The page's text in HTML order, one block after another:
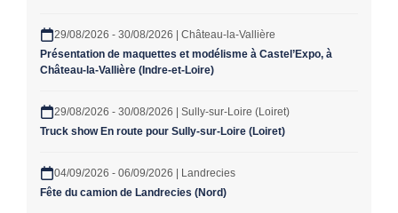
29/08/2026 - 30/08/2026 | Château-la-Vallière
Présentation de maquettes et modélisme à Castel’Expo, à
Château-la-Vallière (Indre-et-Loire)
29/08/2026 - 30/08/2026 | Sully-sur-Loire (Loiret)
Truck show En route pour Sully-sur-Loire (Loiret)
04/09/2026 - 06/09/2026 | Landrecies
Fête du camion de Landrecies (Nord)